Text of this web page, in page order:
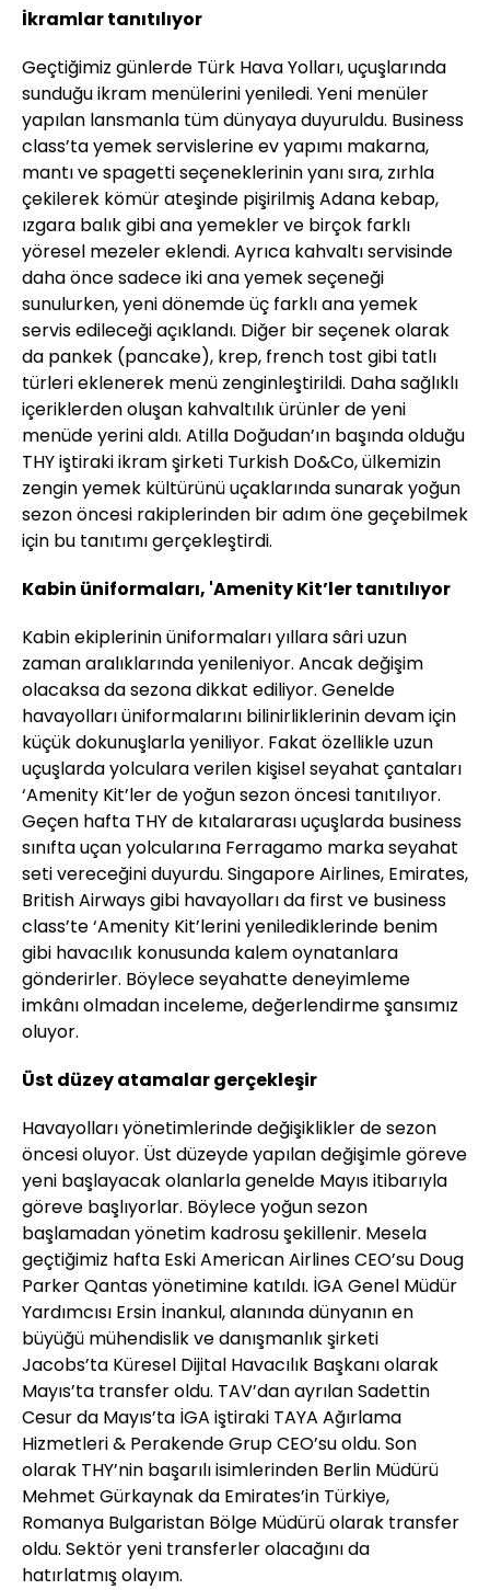
İkramlar tanıtılıyor
Geçtiğimiz günlerde Türk Hava Yolları, uçuşlarında
sunduğu ikram menülerini yeniledi. Yeni menüler
yapılan lansmanla tüm dünyaya duyuruldu. Business
class’ta yemek servislerine ev yapımı makarna,
mantı ve spagetti seçeneklerinin yanı sıra, zırhla
çekilerek kömür ateşinde pişirilmiş Adana kebap,
ızgara balık gibi ana yemekler ve birçok farklı
yöresel mezeler eklendi. Ayrıca kahvaltı servisinde
daha önce sadece iki ana yemek seçeneği
sunulurken, yeni dönemde üç farklı ana yemek
servis edileceği açıklandı. Diğer bir seçenek olarak
da pankek (pancake), krep, french tost gibi tatlı
türleri eklenerek menü zenginleştirildi. Daha sağlıklı
içeriklerden oluşan kahvaltılık ürünler de yeni
menüde yerini aldı. Atilla Doğudan’ın başında olduğu
THY iştiraki ikram şirketi Turkish Do&Co, ülkemizin
zengin yemek kültürünü uçaklarında sunarak yoğun
sezon öncesi rakiplerinden bir adım öne geçebilmek
için bu tanıtımı gerçekleştirdi.
Kabin üniformaları, 'Amenity Kit’ler tanıtılıyor
Kabin ekiplerinin üniformaları yıllara sâri uzun
zaman aralıklarında yenileniyor. Ancak değişim
olacaksa da sezona dikkat ediliyor. Genelde
havayolları üniformalarını bilinirliklerinin devam için
küçük dokunuşlarla yeniliyor. Fakat özellikle uzun
uçuşlarda yolculara verilen kişisel seyahat çantaları
‘Amenity Kit’ler de yoğun sezon öncesi tanıtılıyor.
Geçen hafta THY de kıtalararası uçuşlarda business
sınıfta uçan yolcularına Ferragamo marka seyahat
seti vereceğini duyurdu. Singapore Airlines, Emirates,
British Airways gibi havayolları da first ve business
class’te ‘Amenity Kit’lerini yenilediklerinde benim
gibi havacılık konusunda kalem oynatanlara
gönderirler. Böylece seyahatte deneyimleme
imkânı olmadan inceleme, değerlendirme şansımız
oluyor.
Üst düzey atamalar gerçekleşir
Havayolları yönetimlerinde değişiklikler de sezon
öncesi oluyor. Üst düzeyde yapılan değişimle göreve
yeni başlayacak olanlarla genelde Mayıs itibarıyla
göreve başlıyorlar. Böylece yoğun sezon
başlamadan yönetim kadrosu şekillenir. Mesela
geçtiğimiz hafta Eski American Airlines CEO’su Doug
Parker Qantas yönetimine katıldı. İGA Genel Müdür
Yardımcısı Ersin İnankul, alanında dünyanın en
büyüğü mühendislik ve danışmanlık şirketi
Jacobs’ta Küresel Dijital Havacılık Başkanı olarak
Mayıs’ta transfer oldu. TAV’dan ayrılan Sadettin
Cesur da Mayıs’ta İGA iştiraki TAYA Ağırlama
Hizmetleri & Perakende Grup CEO’su oldu. Son
olarak THY’nin başarılı isimlerinden Berlin Müdürü
Mehmet Gürkaynak da Emirates’in Türkiye,
Romanya Bulgaristan Bölge Müdürü olarak transfer
oldu. Sektör yeni transferler olacağını da
hatırlatmış olayım.